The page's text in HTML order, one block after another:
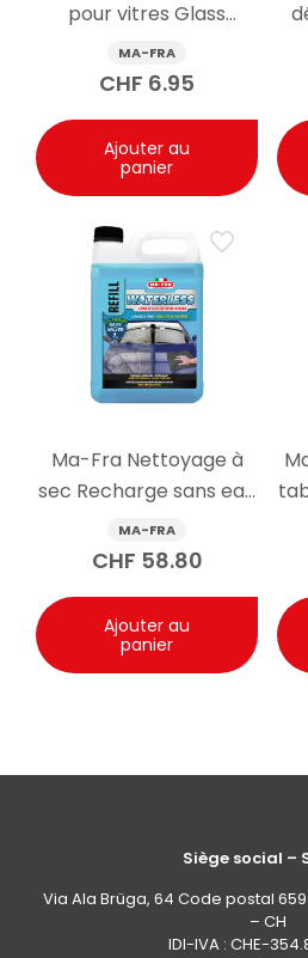
pour vitres Glass
Cleaner Plus spray
750ml
MA-FRA
CHF 6.95
Ajouter au
panier
Ma-Fra Nettoyage à
sec Recharge sans eau
4500ml
MA-FRA
CHF 58.80
Ajouter au
panier
Siège social –
Via Ala Brüga, 64 Code postal
– CH
IDI-IVA : CHE-